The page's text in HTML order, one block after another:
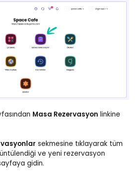
Masa Rezervasyon linkine
sekmesine tıklayarak tüm
ve yeni rezervasyon
gidin.